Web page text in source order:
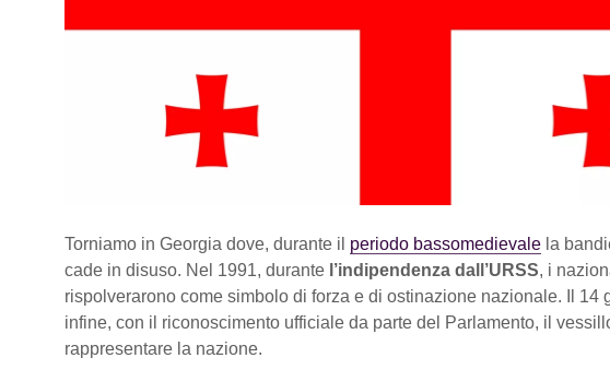
Torniamo in Georgia dove, durante il periodo bassomedievale la
cade in disuso. Nel 1991, durante l’indipendenza dall’URSS, i
rispolverarono come simbolo di forza e di ostinazione nazionale. Il 14
infine, con il riconoscimento ufficiale da parte del Parlamento, il
rappresentare la nazione.